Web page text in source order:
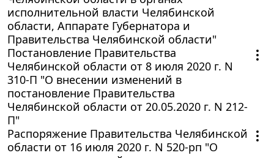
исполнительной власти Челябинской
области, Аппарате Губернатора и
Правительства Челябинской области"
Постановление Правительства
Челябинской области от 8 июля 2020 г. N
310-П "О внесении изменений в
постановление Правительства
Челябинской области от 20.05.2020 г. N 212-
П"
Распоряжение Правительства Челябинской
области от 16 июля 2020 г. N 520-рп "О